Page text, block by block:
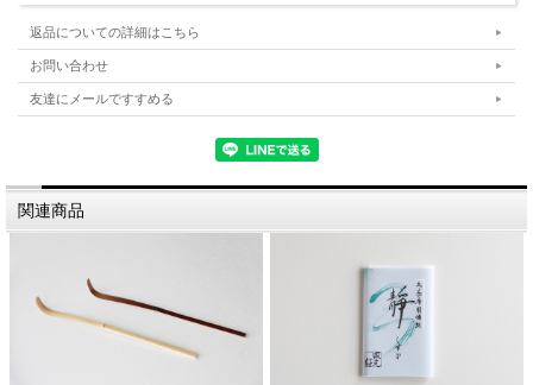
経済産業大臣認定伝統工芸士 竹筌堂の高山茶筅 100本立
技法を受け継ぎ500年。
親から子へ代々技術を継承し、歴史ある高山茶筅を作り続けてい
ます。
奈良県生駒市が、茶筅の国内生産の90％以上を占めています。
ほぼ小刀と指先だけを使い、1本1本丁寧に職人の手作業で作り出
返品についての詳細はこちら
お問い合わせ
友達にメールですすめる
関連商品